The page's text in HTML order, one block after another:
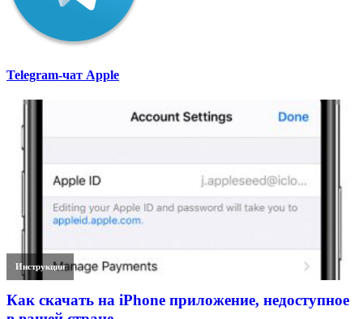
Telegram-чат Apple
Инструкции
Как скачать на iPhone приложение, недоступное